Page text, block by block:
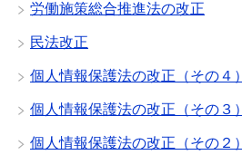
労働施策総合推進法の改正
民法改正
個人情報保護法の改正（その４）
個人情報保護法の改正（その３）
個人情報保護法の改正（その２）